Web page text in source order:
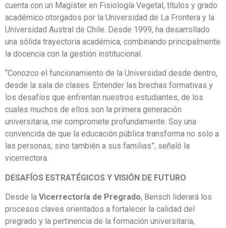
cuenta con un Magíster en Fisiología Vegetal, títulos y grado
académico otorgados por la Universidad de La Frontera y la
Universidad Austral de Chile. Desde 1999, ha desarrollado
una sólida trayectoria académica, combinando principalmente
la docencia con la gestión institucional.
“Conozco el funcionamiento de la Universidad desde dentro,
desde la sala de clases. Entender las brechas formativas y
los desafíos que enfrentan nuestros estudiantes, de los
cuales muchos de ellos son la primera generación
universitaria, me compromete profundamente. Soy una
convencida de que la educación pública transforma no solo a
las personas, sino también a sus familias”, señaló la
vicerrectora.
DESAFÍOS ESTRATÉGICOS Y VISIÓN DE FUTURO
Desde la Vicerrectoría de Pregrado, Bensch liderará los
procesos claves orientados a fortalecer la calidad del
pregrado y la pertinencia de la formación universitaria,